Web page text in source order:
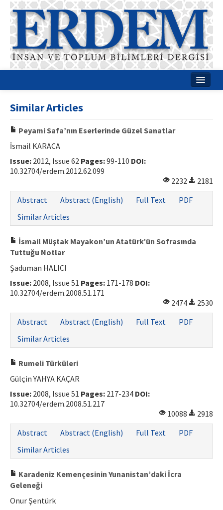
Journal Boards
Guides
Publication Policies
Writing Rules
Contact Us
ISSN: 1010-867X · e-ISSN: 2667-8713
Similar Articles
Peyami Safa’nın Eserlerinde Güzel Sanatlar
İsmail KARACA
Issue: 2012, Issue 62 Pages:99-110 DOI:
10.32704/erdem.2012.62.099
2232
2181
Abstract
Abstract (English) Full Text
PDF
Similar Articles
İsmail Müştak Mayakon’un Atatürk’ün Sofrasında
Tuttuğu Notlar
Şaduman HALICI
Issue: 2008, Issue 51 Pages: 171-178 DOI:
10.32704/erdem.2008.51.171
2474
2530
Abstract
Abstract (English) Full Text
PDF
Similar Articles
Rumeli Türküleri
Gülçin YAHYA KAÇAR
Issue: 2008, Issue 51 Pages: 217-234 DOI:
10.32704/erdem.2008.51.217
10088
2918
Abstract
Abstract (English) Full Text
PDF
Similar Articles
Karadeniz Kemençesinin Yunanistan’daki İcra
Geleneği
Onur Şentürk